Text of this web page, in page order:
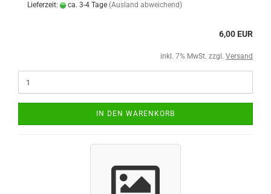
Lieferzeit:
ca. 3-4 Tage (Ausland abweichend)
6,00 EUR
inkl. 7% MwSt. zzgl. Versand
IN DEN WARENKORB